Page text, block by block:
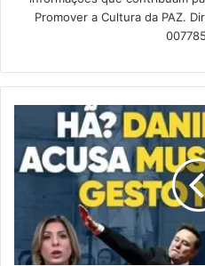
Promover a Cultura da PAZ.